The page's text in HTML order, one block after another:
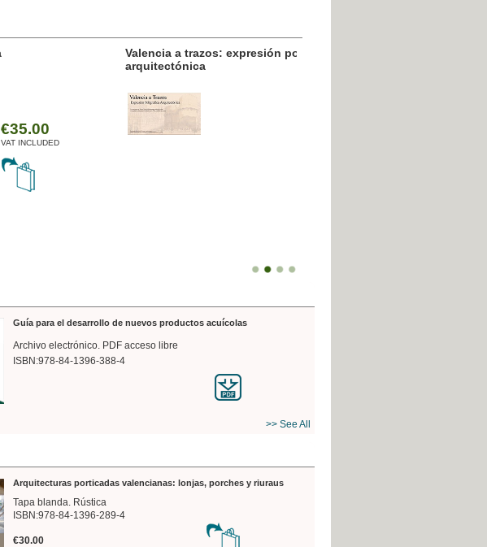
Valencia a trazos: expresión poligráfica
Guía para el desarrollo de nuevos productos acuícolas
Archivo electrónico. PDF acceso libre
ISBN:978-84-1396-388-4
>> See All
Arquitecturas porticadas valencianas: lonjas, porches y riuraus
Tapa blanda. Rústica
ISBN:978-84-1396-289-4
€30.00